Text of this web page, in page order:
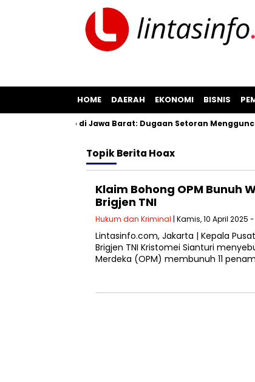
HOME DAERAH EKONOMI BISNIS
Pil Koplo di Jawa Barat: Dugaan Setoran
TopikBerita Hoax
Klaim Bohong OPM Bunuh
Brigjen TNI
Hukum dan Kriminal | Kamis, 10 April 2025 -
Lintasinfo.com, Jakarta | Kepala
Brigjen TNI Kristomei Sianturi
Merdeka (OPM) membunuh 11